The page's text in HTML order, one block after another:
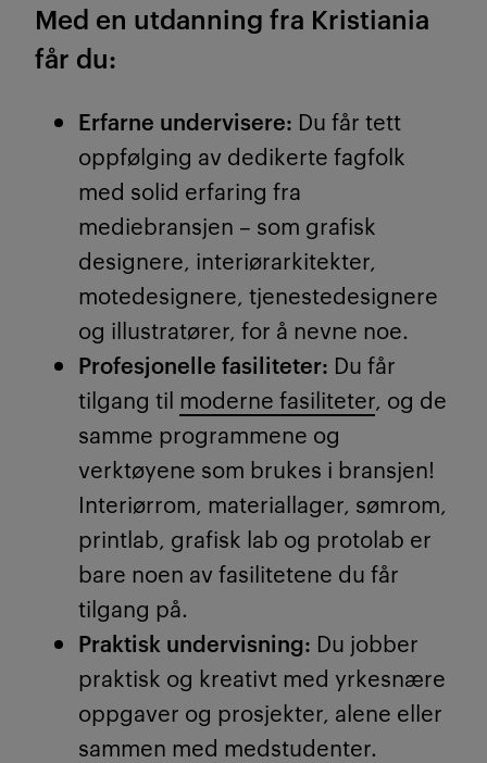
Med en utdanning fra Kristiania
får du:
Erfarne undervisere: Du får tett
oppfølging av dedikerte fagfolk
med solid erfaring fra
mediebransjen – som grafisk
designere, interiørarkitekter,
motedesignere, tjenestedesignere
og illustratører, for å nevne noe.
Profesjonelle fasiliteter: Du får
tilgang til moderne fasiliteter, og de
samme programmene og
verktøyene som brukes i bransjen!
Interiørrom, materiallager, sømrom,
printlab, grafisk lab og protolab er
bare noen av fasilitetene du får
tilgang på.
Praktisk undervisning: Du jobber
praktisk og kreativt med yrkesnære
oppgaver og prosjekter, alene eller
sammen med medstudenter.